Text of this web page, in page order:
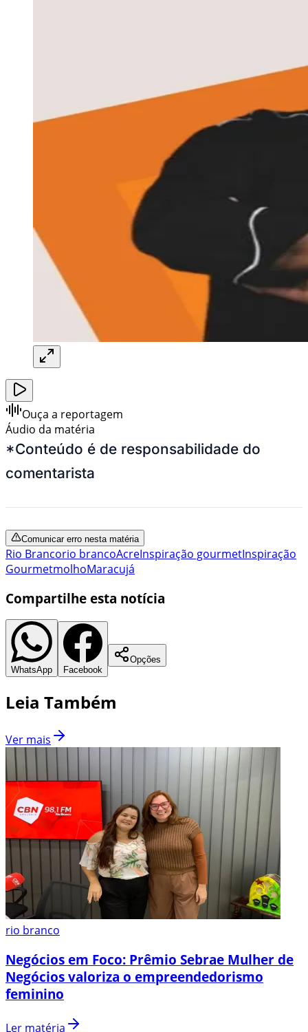
Ouça a reportagem
Áudio da matéria
*Conteúdo é de responsabilidade do
comentarista
Comunicar erro nesta matéria
Rio Brancorio brancoAcreInspiração gourmetInspiração
GourmetmolhoMaracujá
Compartilhe esta notícia
WhatsApp Facebook
Opções
Leia Também
Ver mais
rio branco
Negócios em Foco: Prêmio Sebrae Mulher de
Negócios valoriza o empreendedorismo
feminino
Ler matéria